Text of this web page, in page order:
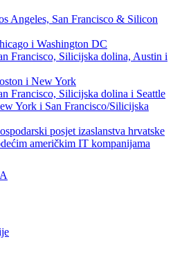
Angeles, San Francisco & Silicon
i Washington DC
Francisco, Silicijska dolina, Austin i
i New York
Francisco, Silicijska dolina i Seattle
York i San Francisco/Silicijska
posjet izaslanstva hrvatske
američkim IT kompanijama